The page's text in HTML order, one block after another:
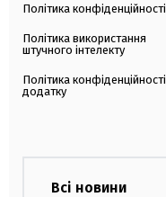
Політика конфіденційності
Політика використання
штучного інтелекту
Політика конфіденційності
додатку
Всі новини